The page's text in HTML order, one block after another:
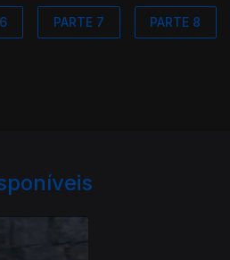
PARTE 7 PARTE 8